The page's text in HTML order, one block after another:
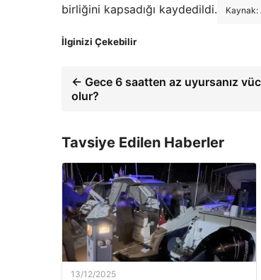
birliğini kapsadığı kaydedildi.
Kaynak:
İlginizi Çekebilir
← Gece 6 saatten az uyursanız
olur?
Tavsiye Edilen Haberler
13/12/2025